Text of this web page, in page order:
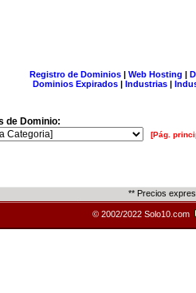
Registro de Dominios| Web Hosting |
Dominios Expirados | Industrias |
de Dominio:
[Pág.
** Precios
© 2002/2022 Solo10.com